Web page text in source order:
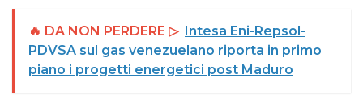
🔥 DA NON PERDERE ▷ Intesa Eni-Repsol-
PDVSA sul gas venezuelano riporta in primo
piano i progetti energetici post Maduro